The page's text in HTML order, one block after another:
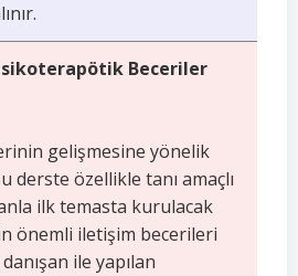
Beceriler
gelişmesine yönelik
derste özellikle tanı amaçlı
ilk temasta kurulacak
önemli iletişim becerileri
ile yapılan